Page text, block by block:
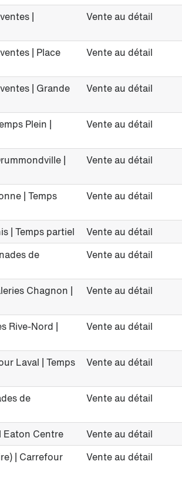
|
Vente au détail
| Place
Vente au détail
| Grande
Vente au détail
Plein |
Vente au détail
|
Vente au détail
| Temps
Vente au détail
| Temps partiel Vente au détail
de
Vente au détail
Chagnon |
Vente au détail
Rive-Nord |
Vente au détail
Laval | Temps
Vente au détail
de
Vente au détail
Eaton Centre Vente au détail
| Carrefour
Vente au détail